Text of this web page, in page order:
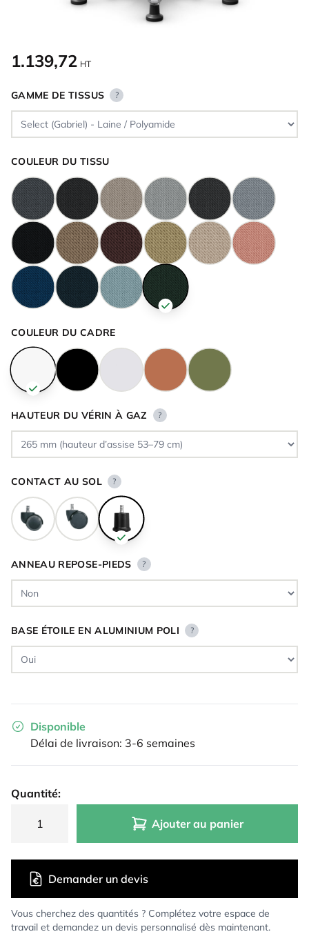
1.139,72 HT
GAMME DE TISSUS ?
COULEUR DU TISSU
COULEUR DU CADRE
HAUTEUR DU VÉRIN À GAZ ?
CONTACT AU SOL ?
ANNEAU REPOSE-PIEDS ?
BASE ÉTOILE EN ALUMINIUM POLI ?
Disponible
Délai de livraison: 3-6 semaines
Quantité:
Ajouter au panier
Vous cherchez des quantités ? Complétez votre espace de
travail et demandez un devis personnalisé dès maintenant.
Demander un devis